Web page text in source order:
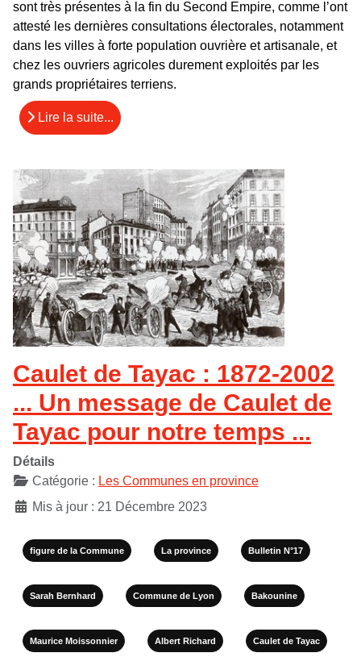
sont très présentes à la fin du Second Empire, comme l’ont
attesté les dernières consultations électorales, notamment
dans les villes à forte population ouvrière et artisanale, et
chez les ouvriers agricoles durement exploités par les
grands propriétaires terriens.
Lire la suite...
Caulet de Tayac : 1872-2002
... Un message de Caulet de
Tayac pour notre temps ...
Détails
Catégorie : Les Communes en province
Mis à jour : 21 Décembre 2023
figure de la Commune La province Bulletin N°17
Sarah Bernhard Commune de Lyon Bakounine
Maurice Moissonnier Albert Richard Caulet de Tayac